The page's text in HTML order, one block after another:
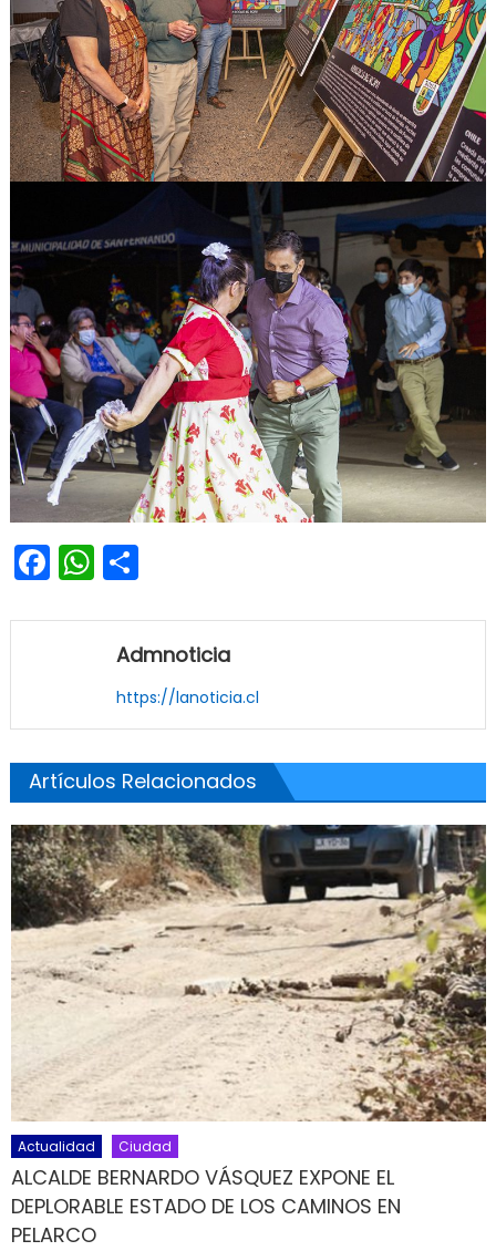
Facebook
WhatsApp
Share
Admnoticia
https://lanoticia.cl
Artículos Relacionados
Actualidad Ciudad
ALCALDE BERNARDO VÁSQUEZ EXPONE EL
DEPLORABLE ESTADO DE LOS CAMINOS EN
PELARCO